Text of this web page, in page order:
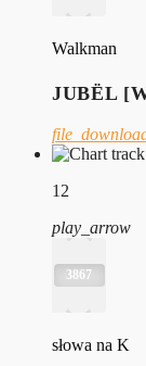
Walkman
JUBËL
12
play_arrow
3867
słowa na K